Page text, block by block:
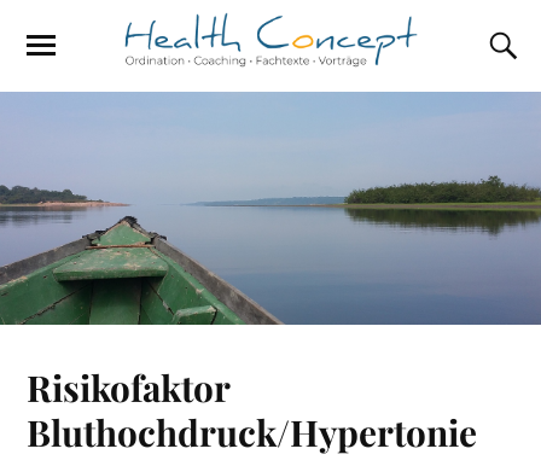
Risikofaktor
Bluthochdruck/Hypertonie